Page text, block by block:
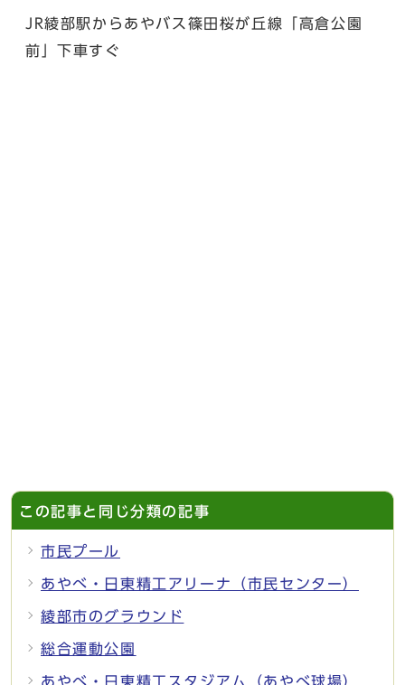
JR綾部駅からあやバス篠田桜が丘線「高倉公園
前」下車すぐ
この記事と同じ分類の記事
市民プール
あやべ・日東精工アリーナ（市民センター）
綾部市のグラウンド
総合運動公園
あやべ・日東精工スタジアム（あやべ球場）